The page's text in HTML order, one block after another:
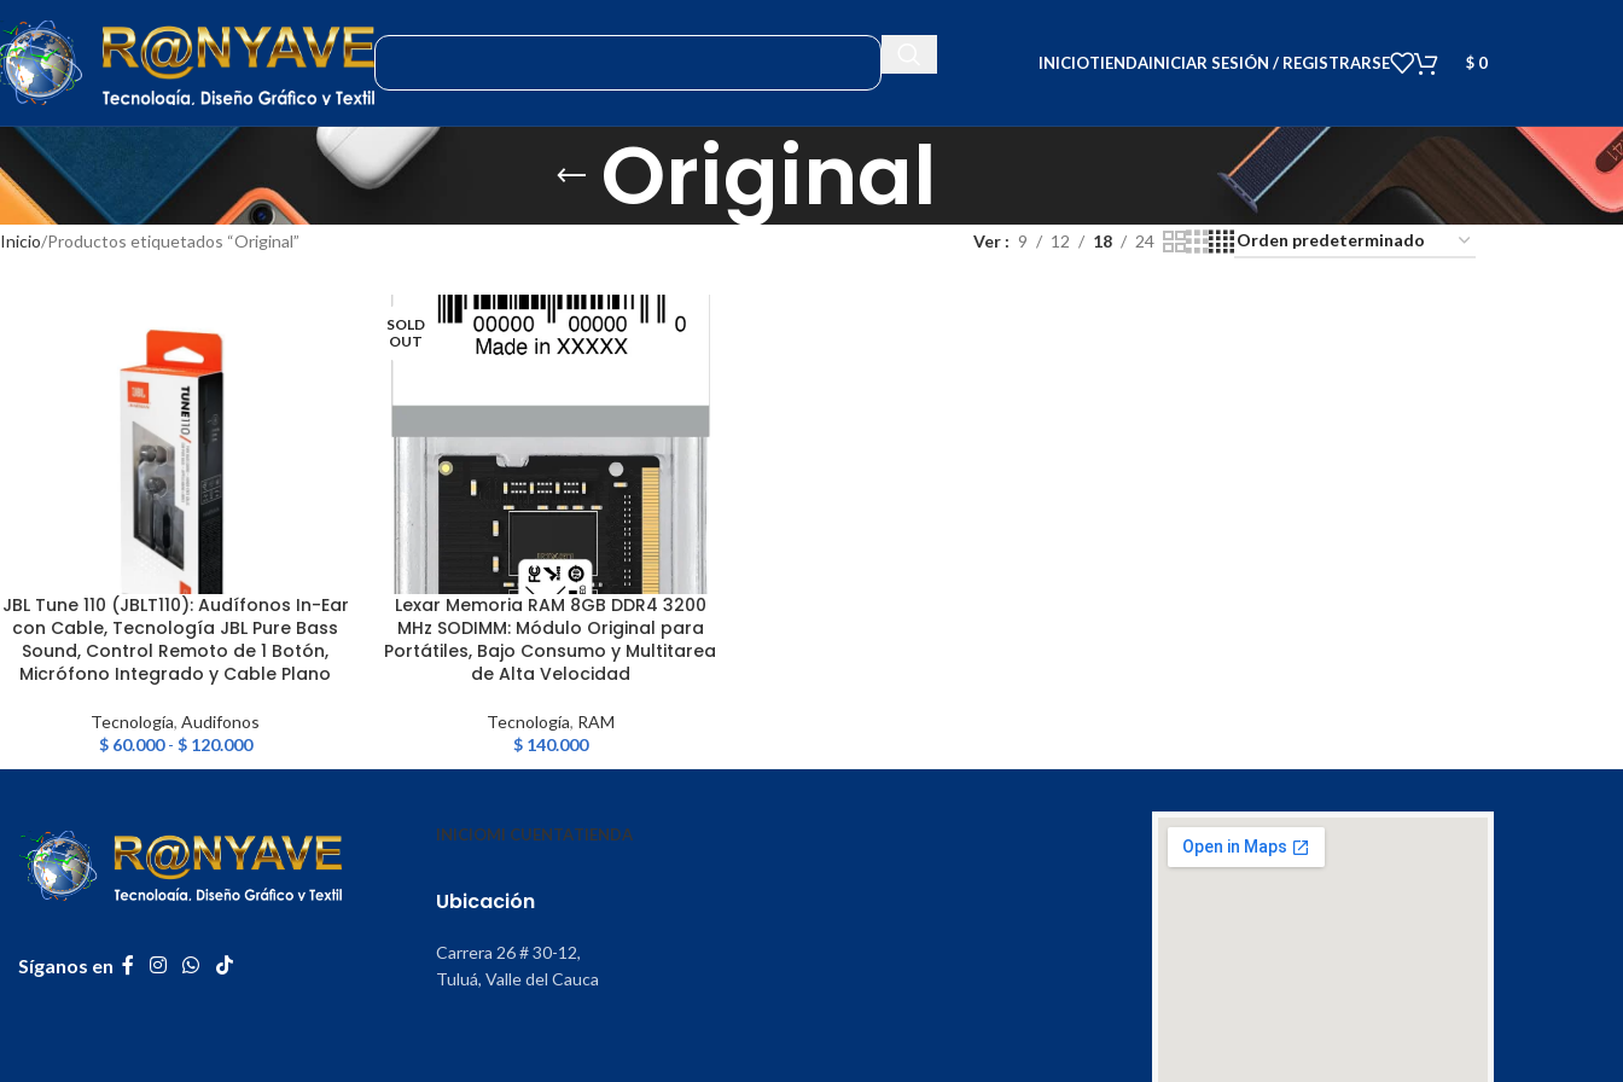
INICIOTIENDAINICIAR SESIÓN / REGISTRARSE $ 0
Original
Inicio Productos etiquetados “Original” Ver 9 12 18 24
SELECCIONAR OPCIONES
JBL Tune 110 (JBLT110): Audífonos In-Ear
con Cable, Tecnología JBL Pure Bass
Sound, Control Remoto de 1 Botón,
Micrófono Integrado y Cable Plano
Tecnología,Audifonos
$60.000 - $120.000
SOLD
OUT
LEER MÁS
Lexar Memoria RAM 8GB DDR4 3200
MHz SODIMM: Módulo Original para
Portátiles, Bajo Consumo y Multitarea
de Alta Velocidad
Tecnología, RAM
$140.000
Síganos en
INICIOMI CUENTATIENDA
Ubicación
Carrera 26 # 30-12,
Tuluá, Valle del Cauca